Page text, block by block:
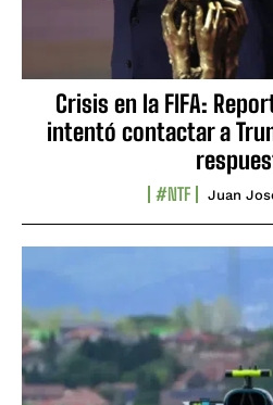
Crisis en la FIFA:
intentó contactar a
#NTF Juan